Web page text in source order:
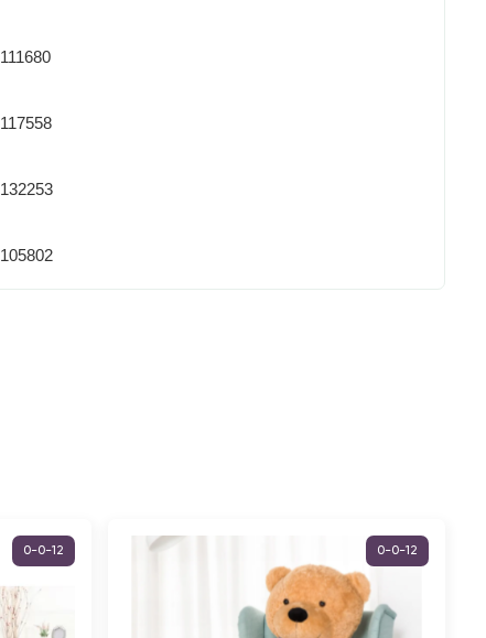
111680
117558
132253
105802
0-0-12 0-0-12